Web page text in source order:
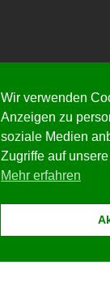
Wir verwenden
Anzeigen zu
soziale Medien
Zugriffe auf
Mehr erfahren